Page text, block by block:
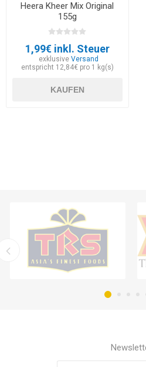
Heera Kheer Mix Original
155g
1,99€ inkl. Steuer
exklusiveVersand
entspricht 12,84€ pro 1 kg(s)
KAUFEN